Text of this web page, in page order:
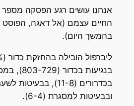
אנחנו עושים רגע הפסקה
החיים עצמם (אל דאגה, הפוסט
בהמשך היום).
ובבעיטות למסגרת (6-4).